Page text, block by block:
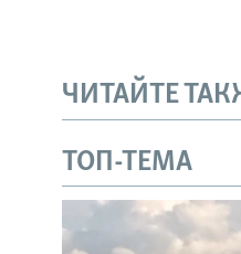
ЧИТАЙТЕ
ТОП-ТЕМА